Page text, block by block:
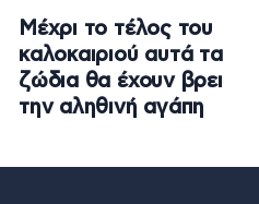
Μέχρι το τέλος του
καλοκαιριού αυτά τα
ζώδια θα έχουν βρει
την αληθινή αγάπη